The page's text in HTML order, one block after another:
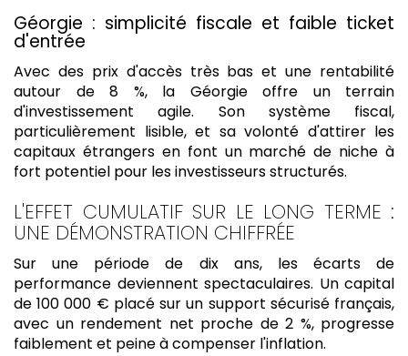
Géorgie : simplicité fiscale et faible ticket
d'entrée
Avec des prix d'accès très bas et une rentabilité
autour de 8 %, la Géorgie offre un terrain
d'investissement agile. Son système fiscal,
particulièrement lisible, et sa volonté d'attirer les
capitaux étrangers en font un marché de niche à
fort potentiel pour les investisseurs structurés.
L'EFFET CUMULATIF SUR LE LONG TERME :
UNE DÉMONSTRATION CHIFFRÉE
Sur une période de dix ans, les écarts de
performance deviennent spectaculaires. Un capital
de 100 000 € placé sur un support sécurisé français,
avec un rendement net proche de 2 %, progresse
faiblement et peine à compenser l'inflation.